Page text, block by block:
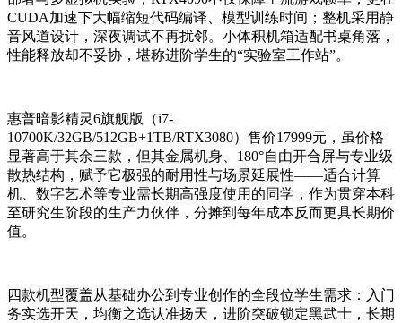
CUDA加速下大幅缩短代码编译、模型训练时间；整机采用静
音风道设计，深夜调试不再扰邻。小体积机箱适配书桌角落，
性能释放却不妥协，堪称进阶学生的“实验室工作站”。
惠普暗影精灵6旗舰版（i7-
10700K/32GB/512GB+1TB/RTX3080）售价17999元，虽价格
显著高于其余三款，但其金属机身、180°自由开合屏与专业级
散热结构，赋予它极强的耐用性与场景延展性——适合计算
机、数字艺术等专业需长期高强度使用的同学，作为贯穿本科
至研究生阶段的生产力伙伴，分摊到每年成本反而更具长期价
值。
四款机型覆盖从基础办公到专业创作的全段位学生需求：入门
务实选开天，均衡之选认准扬天，进阶突破锁定黑武士，长期